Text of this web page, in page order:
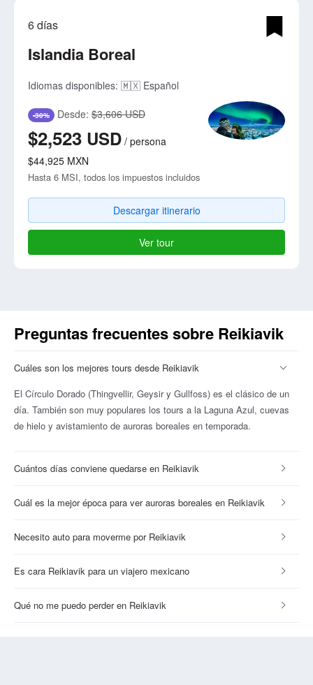
6 días
Islandia Boreal
Idiomas disponibles: 🇲🇽 Español
-30% Desde: $3,606 USD
$2,523 USD / persona
$44,925 MXN
Hasta 6 MSI, todos los impuestos incluidos
Descargar itinerario
Ver tour
Preguntas frecuentes sobre Reikiavik
Cuáles son los mejores tours desde Reikiavik
El Círculo Dorado (Thingvellir, Geysir y Gullfoss) es el clásico de un
día. También son muy populares los tours a la Laguna Azul, cuevas
de hielo y avistamiento de auroras boreales en temporada.
Cuántos días conviene quedarse en Reikiavik
Cuál es la mejor época para ver auroras boreales en Reikiavik
Necesito auto para moverme por Reikiavik
Es cara Reikiavik para un viajero mexicano
Qué no me puedo perder en Reikiavik